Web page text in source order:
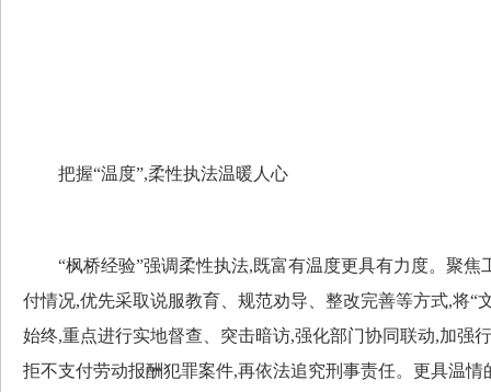
把握“温度”,柔性执法温暖人心
“枫桥经验”强调柔性执法,既富有温度更具有力度。聚焦
付情况,优先采取说服教育、规范劝导、整改完善等方式,将“
始终,重点进行实地督查、突击暗访,强化部门协同联动,加强
拒不支付劳动报酬犯罪案件,再依法追究刑事责任。更具温